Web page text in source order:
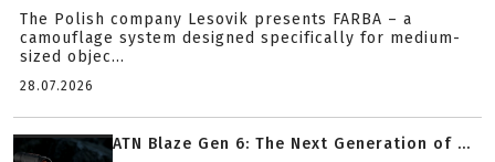
The Polish company Lesovik presents FARBA – a
camouflage system designed specifically for medium-
sized objec...
28.07.2026
ATN Blaze Gen 6: The Next Generation of ...